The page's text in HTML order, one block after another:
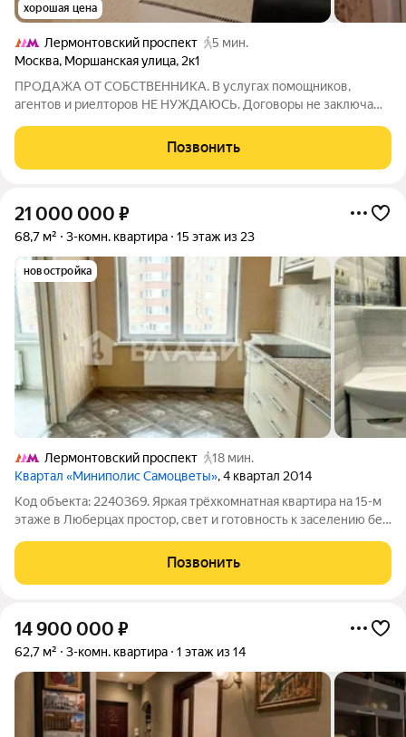
хорошая цена
Лермонтовский проспект
5 мин.
Москва, Моршанская улица, 2к1
ПРОДАЖА ОТ СОБСТВЕННИКА. В услугах помощников,
агентов и риелторов НЕ НУЖДАЮСЬ. Договоры не заключаю.
Предлагается к продаже просторная и уютная трехкомнатная
квартира общей площадью 75.4 кв. м,
Позвонить
21 000 000 ₽
68,7 м² 3-комн. квартира 15 этаж из 23
новостройка
Лермонтовский проспект
18 мин.
Квартал «Миниполис Самоцветы», 4 квартал 2014
Код объекта: 2240369. Яркая трёхкомнатная квартира на 15-м
этаже в Люберцах простор, свет и готовность к заселению без
аккуратную и уютную атмосферу: можно привезти вещи и
сразу жить, не тратя
Позвонить
14 900 000 ₽
62,7 м² 3-комн. квартира 1 этаж из 14